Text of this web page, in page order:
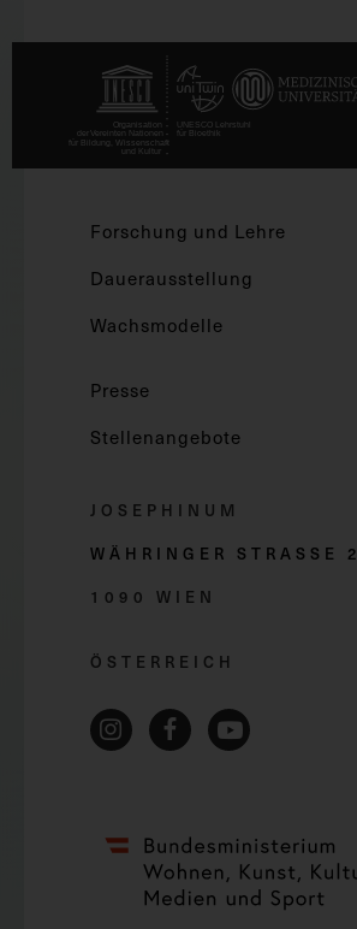
Forschung und Lehre
Dauerausstellung
Wachsmodelle
Presse
Stellenangebote
JOSEPHINUM
WÄHRINGER STRASSE 2
1090 WIEN
ÖSTERREICH